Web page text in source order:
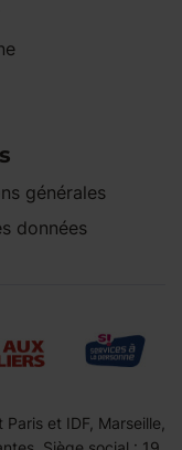
générales
données
et IDF, Marseille,